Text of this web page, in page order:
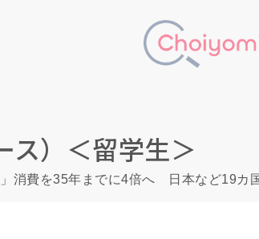
ス）＜留学生＞
」消費を35年までに4倍へ 日本など19カ